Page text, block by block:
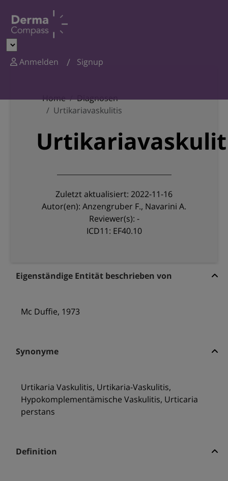
Anmelden Signup
Home
Diagnosen
Urtikariavaskulitis
Zuletzt aktualisiert: 2022-11-16
Autor(en): Anzengruber F., Navarini A.
Reviewer(s): -
ICD11: EF40.10
Eigenständige Entität beschrieben von
Mc Duffie, 1973
Synonyme
Urtikaria Vaskulitis, Urtikaria-Vaskulitis,
Hypokomplementämische Vaskulitis, Urticaria
perstans
Definition